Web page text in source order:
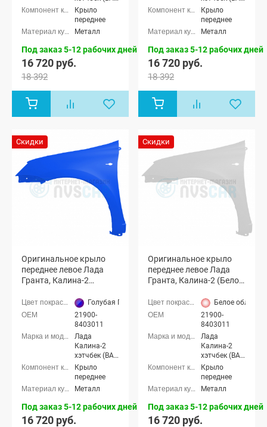
2192), Лада
Калина-2
универсал
(ВАЗ 2194),
Лада
Калина-2
Кросс
2190), Лада
Крыло
переднее
Металл
Под заказ 5-12 рабочих дней
16 720 руб.
18 392
2192), Лада
Калина-2
универсал
(ВАЗ 2194),
Лада
Калина-2
Кросс
2190), Лада
Крыло
переднее
Металл
Под заказ 5-12 рабочих дней
16 720 руб.
18 392
Скидки
Оригинальное крыло
переднее левое Лада
Гранта, Калина-2
Голубая Планета (418 сине-голубой)
21900-
8403011
Лада
Калина-2
хэтчбек (ВАЗ
2192), Лада
Калина-2
(ВАЗ 2194),
Лада
Калина-2
Кросс
Крыло
переднее
Металл
Под заказ 5-12 рабочих дней
16 720 руб.
Скидки
Оригинальное крыло
переднее левое Лада
Гранта, Калина-2 (Белое
Белое облако
21900-
8403011
Лада
Калина-2
хэтчбек (ВАЗ
2192), Лада
Калина-2
(ВАЗ 2194),
Лада
Калина-2
Кросс
Крыло
переднее
Металл
Под заказ 5-12 рабочих дней
16 720 руб.